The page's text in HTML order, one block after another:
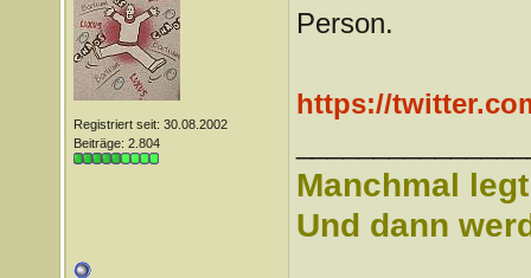
Registriert seit: 30.08.2002
Beiträge: 2.804
Person.
https://
Manchmal
Und dann